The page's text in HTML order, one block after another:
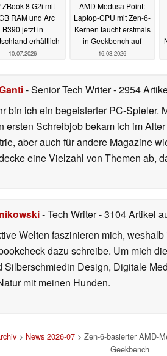
ZBook 8 G2i mit
RAM und Arc
B390 jetzt in
erhältlich
10.07.2026
AMD Medusa Point:
Laptop-CPU mit Zen-6-
Kernen taucht erstmals
in Geekbench auf
16.03.2026
- Senior Tech Writer- 2954
bin ich ein begeisterter PC-
ersten Schreibjob bekam ich im
aber auch für andere Magazine
eine Vielzahl von Themen ab,
- Tech Writer- 3104 Artikel
Welten faszinieren mich,
dazu schreibe. Um mich
Design, Digitale
mit meinen Hunden.
> News 2026-07 > Zen-6-basierter AMD-
Geekbench